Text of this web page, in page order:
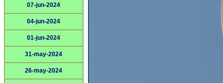
07-jun-2024
04-jun-2024
01-jun-2024
31-may-2024
26-may-2024